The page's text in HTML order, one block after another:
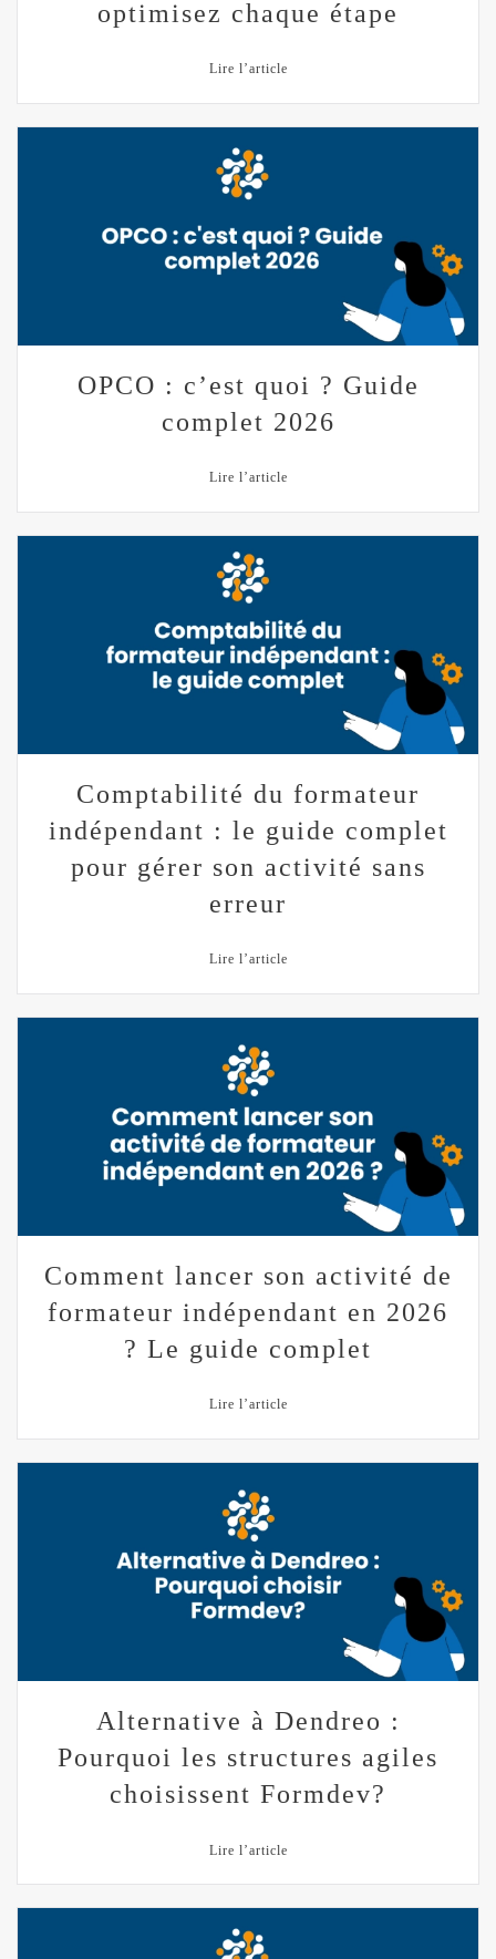
optimisez chaque étape
Lire l’article
OPCO : c’est quoi ? Guide
complet 2026
Lire l’article
Comptabilité du formateur
indépendant : le guide complet
pour gérer son activité sans
erreur
Lire l’article
Comment lancer son activité de
formateur indépendant en 2026
? Le guide complet
Lire l’article
Alternative à Dendreo :
Pourquoi les structures agiles
choisissent Formdev?
Lire l’article